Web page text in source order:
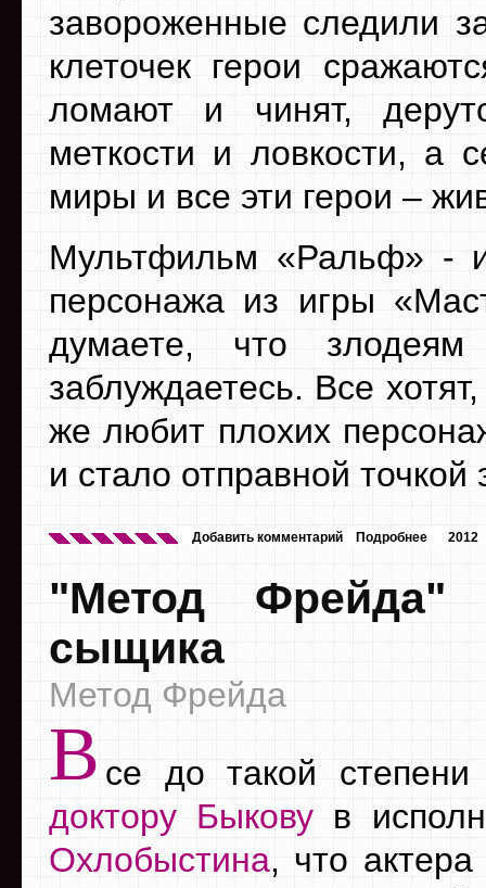
завороженные следили
клеточек герои
ломают и чинят,
меткости и ловкости, а
миры и все эти герои –
Мультфильм «Ральф» -
персонажа из игры
думаете, что
заблуждаетесь. Все
же любит плохих
и стало отправной точкой
2012
Добавить комментарий Подробнее
"Метод Фрейда"
сыщика
Метод Фрейда
В се до такой
доктору Быкову в
Охлобыстина, что актера